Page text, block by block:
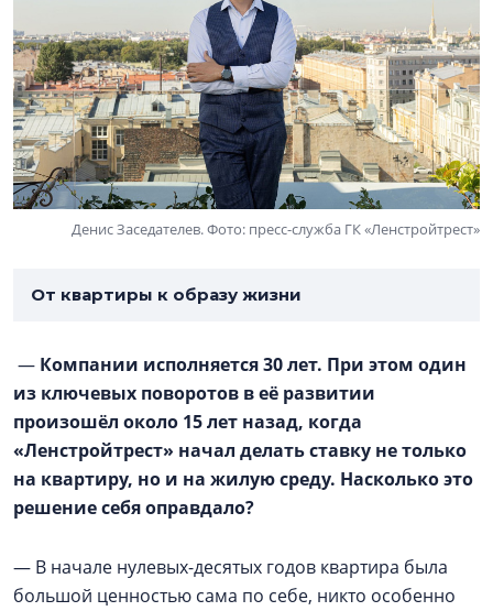
Денис Заседателев. Фото: пресс-служба ГК «Ленстройтрест»
От квартиры к образу жизни
— Компании исполняется 30 лет. При этом один
из ключевых поворотов в её развитии
произошёл около 15 лет назад, когда
«Ленстройтрест» начал делать ставку не только
на квартиру, но и на жилую среду. Насколько это
решение себя оправдало?
— В начале нулевых-десятых годов квартира была
большой ценностью сама по себе, никто особенно